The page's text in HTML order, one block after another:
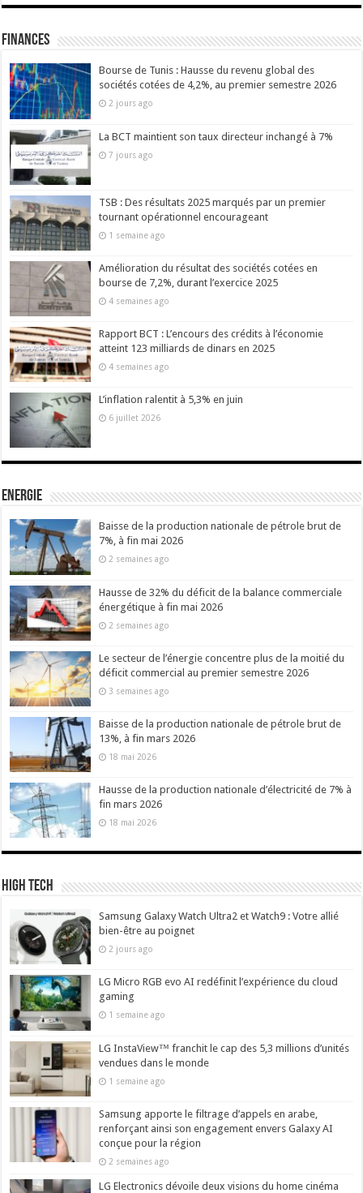
Finances
Bourse de Tunis : Hausse du revenu global des
sociétés cotées de 4,2%, au premier semestre 2026
2 jours ago
La BCT maintient son taux directeur inchangé à 7%
7 jours ago
TSB : Des résultats 2025 marqués par un premier
tournant opérationnel encourageant
1 semaine ago
Amélioration du résultat des sociétés cotées en
bourse de 7,2%, durant l’exercice 2025
4 semaines ago
Rapport BCT : L’encours des crédits à l’économie
atteint 123 milliards de dinars en 2025
4 semaines ago
L’inflation ralentit à 5,3% en juin
6 juillet 2026
Energie
Baisse de la production nationale de pétrole brut de
7%, à fin mai 2026
2 semaines ago
Hausse de 32% du déficit de la balance commerciale
énergétique à fin mai 2026
2 semaines ago
Le secteur de l’énergie concentre plus de la moitié du
déficit commercial au premier semestre 2026
3 semaines ago
Baisse de la production nationale de pétrole brut de
13%, à fin mars 2026
18 mai 2026
Hausse de la production nationale d’électricité de 7% à
fin mars 2026
18 mai 2026
High Tech
Samsung Galaxy Watch Ultra2 et Watch9 : Votre allié
bien-être au poignet
2 jours ago
LG Micro RGB evo AI redéfinit l’expérience du cloud
gaming
1 semaine ago
LG InstaView™ franchit le cap des 5,3 millions d’unités
vendues dans le monde
1 semaine ago
Samsung apporte le filtrage d’appels en arabe,
renforçant ainsi son engagement envers Galaxy AI
conçue pour la région
2 semaines ago
LG Electronics dévoile deux visions du home cinéma